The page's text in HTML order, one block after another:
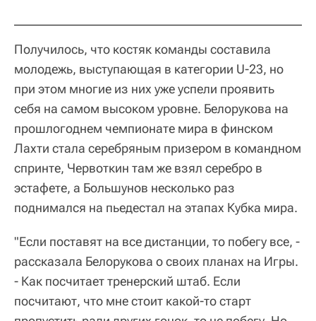
Получилось, что костяк команды составила
молодежь, выступающая в категории U-23, но
при этом многие из них уже успели проявить
себя на самом высоком уровне. Белорукова на
прошлогоднем чемпионате мира в финском
Лахти стала серебряным призером в командном
спринте, Червоткин там же взял серебро в
эстафете, а Большунов несколько раз
поднимался на пьедестал на этапах Кубка мира.
"Если поставят на все дистанции, то побегу все, -
рассказала Белорукова о своих планах на Игры.
- Как посчитает тренерский штаб. Если
посчитают, что мне стоит какой-то старт